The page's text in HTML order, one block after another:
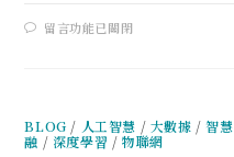
留言功能已關閉
BLOG / 人工智慧 / 大數據 /智
融 / 深度學習 /物聯網